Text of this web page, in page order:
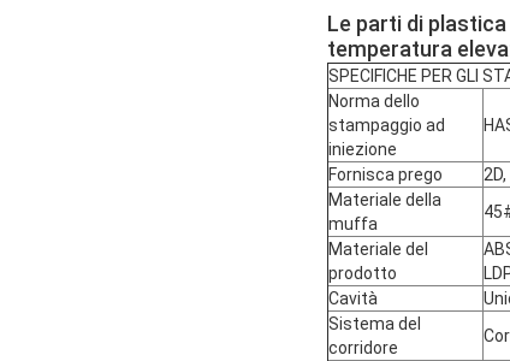
Le parti di
temperatura
SPECIFICHE PER GLI
Norma dello
stampaggio ad
iniezione
Fornisca prego
Materiale della
muffa
Materiale del
prodotto
Cavità
Sistema del
corridore